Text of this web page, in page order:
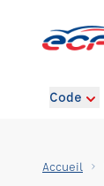
Code
Accueil